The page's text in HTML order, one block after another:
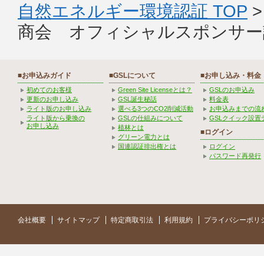
自然エネルギー環境認証 TOP
商会 オフィシャルスポンサ
■お申込みガイド
初めてのお客様
更新のお申し込み
ライト版のお申し込み
ライト版から乗換の
お申し込み
■GSLについて
Green Site Licenseとは？
GSL誕生秘話
選べる3つのCO2削減活動
GSLの仕組みについて
植林とは
グリーン電力とは
国連認証排出権とは
■お申し込み・料金
GSLのお申込み
料金表
お申込みまでの流
GSLクイック設置
■ログイン
ログイン
パスワード再発行
会社概要 サイトマップ 特定商取引法 利用規約 プライバシーポリ